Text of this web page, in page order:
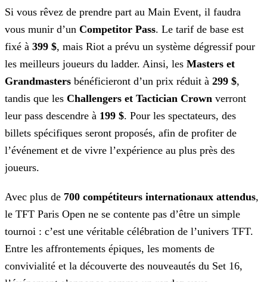
Si vous rêvez de prendre part au Main Event, il faudra
vous munir d’un Competitor Pass. Le tarif de base est
fixé à 399 $, mais Riot a prévu un système dégressif pour
les meilleurs joueurs du ladder. Ainsi, les Masters et
Grandmasters bénéficieront d’un prix réduit à 299 $,
tandis que les Challengers et Tactician Crown verront
leur pass descendre à 199 $. Pour les spectateurs, des
billets spécifiques seront proposés, afin de profiter de
l’événement et de vivre l’expérience au plus près des
joueurs.
Avec plus de 700 compétiteurs internationaux attendus,
le TFT Paris Open ne se contente pas d’être un simple
tournoi : c’est une véritable célébration de l’univers TFT.
Entre les affrontements épiques, les moments de
convivialité et la découverte des nouveautés du Set 16,